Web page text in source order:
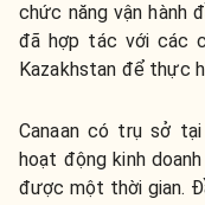
chức năng vận hành
đã hợp tác với các
Kazakhstan để thực
Canaan có trụ sở
hoạt động kinh
được một thời gian.